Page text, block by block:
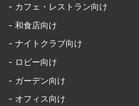
- カフェ・レストラン向け
- 和食店向け
- ナイトクラブ向け
- ロビー向け
- ガーデン向け
- オフィス向け